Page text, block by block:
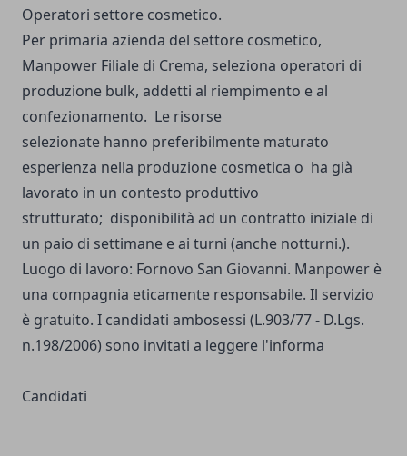
Operatori settore cosmetico.
Per primaria azienda del settore cosmetico,
Manpower Filiale di Crema, seleziona operatori di
produzione bulk, addetti al riempimento e al
confezionamento. Le risorse
selezionate hanno preferibilmente maturato
esperienza nella produzione cosmetica o ha già
lavorato in un contesto produttivo
strutturato; disponibilità ad un contratto iniziale di
un paio di settimane e ai turni (anche notturni.).
Luogo di lavoro: Fornovo San Giovanni. Manpower è
una compagnia eticamente responsabile. Il servizio
è gratuito. I candidati ambosessi (L.903/77 - D.Lgs.
n.198/2006) sono invitati a leggere l'informa
Candidati